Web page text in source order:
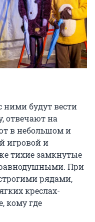
ними будут вести
отвечают на
в небольшом и
игровой и
тихие замкнутые
равнодушными. При
рядами,
креслах-
кому где